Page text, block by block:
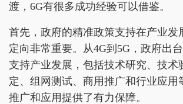
渡，6G有很多成功经验可以借鉴。
首先，政府的精准政策支持在产业发
定向非常重要。从4G到5G，政府出
支持产业发展，包括技术研究、技术
定、组网测试、商用推广和行业应用
推广和应用提供了有力保障。